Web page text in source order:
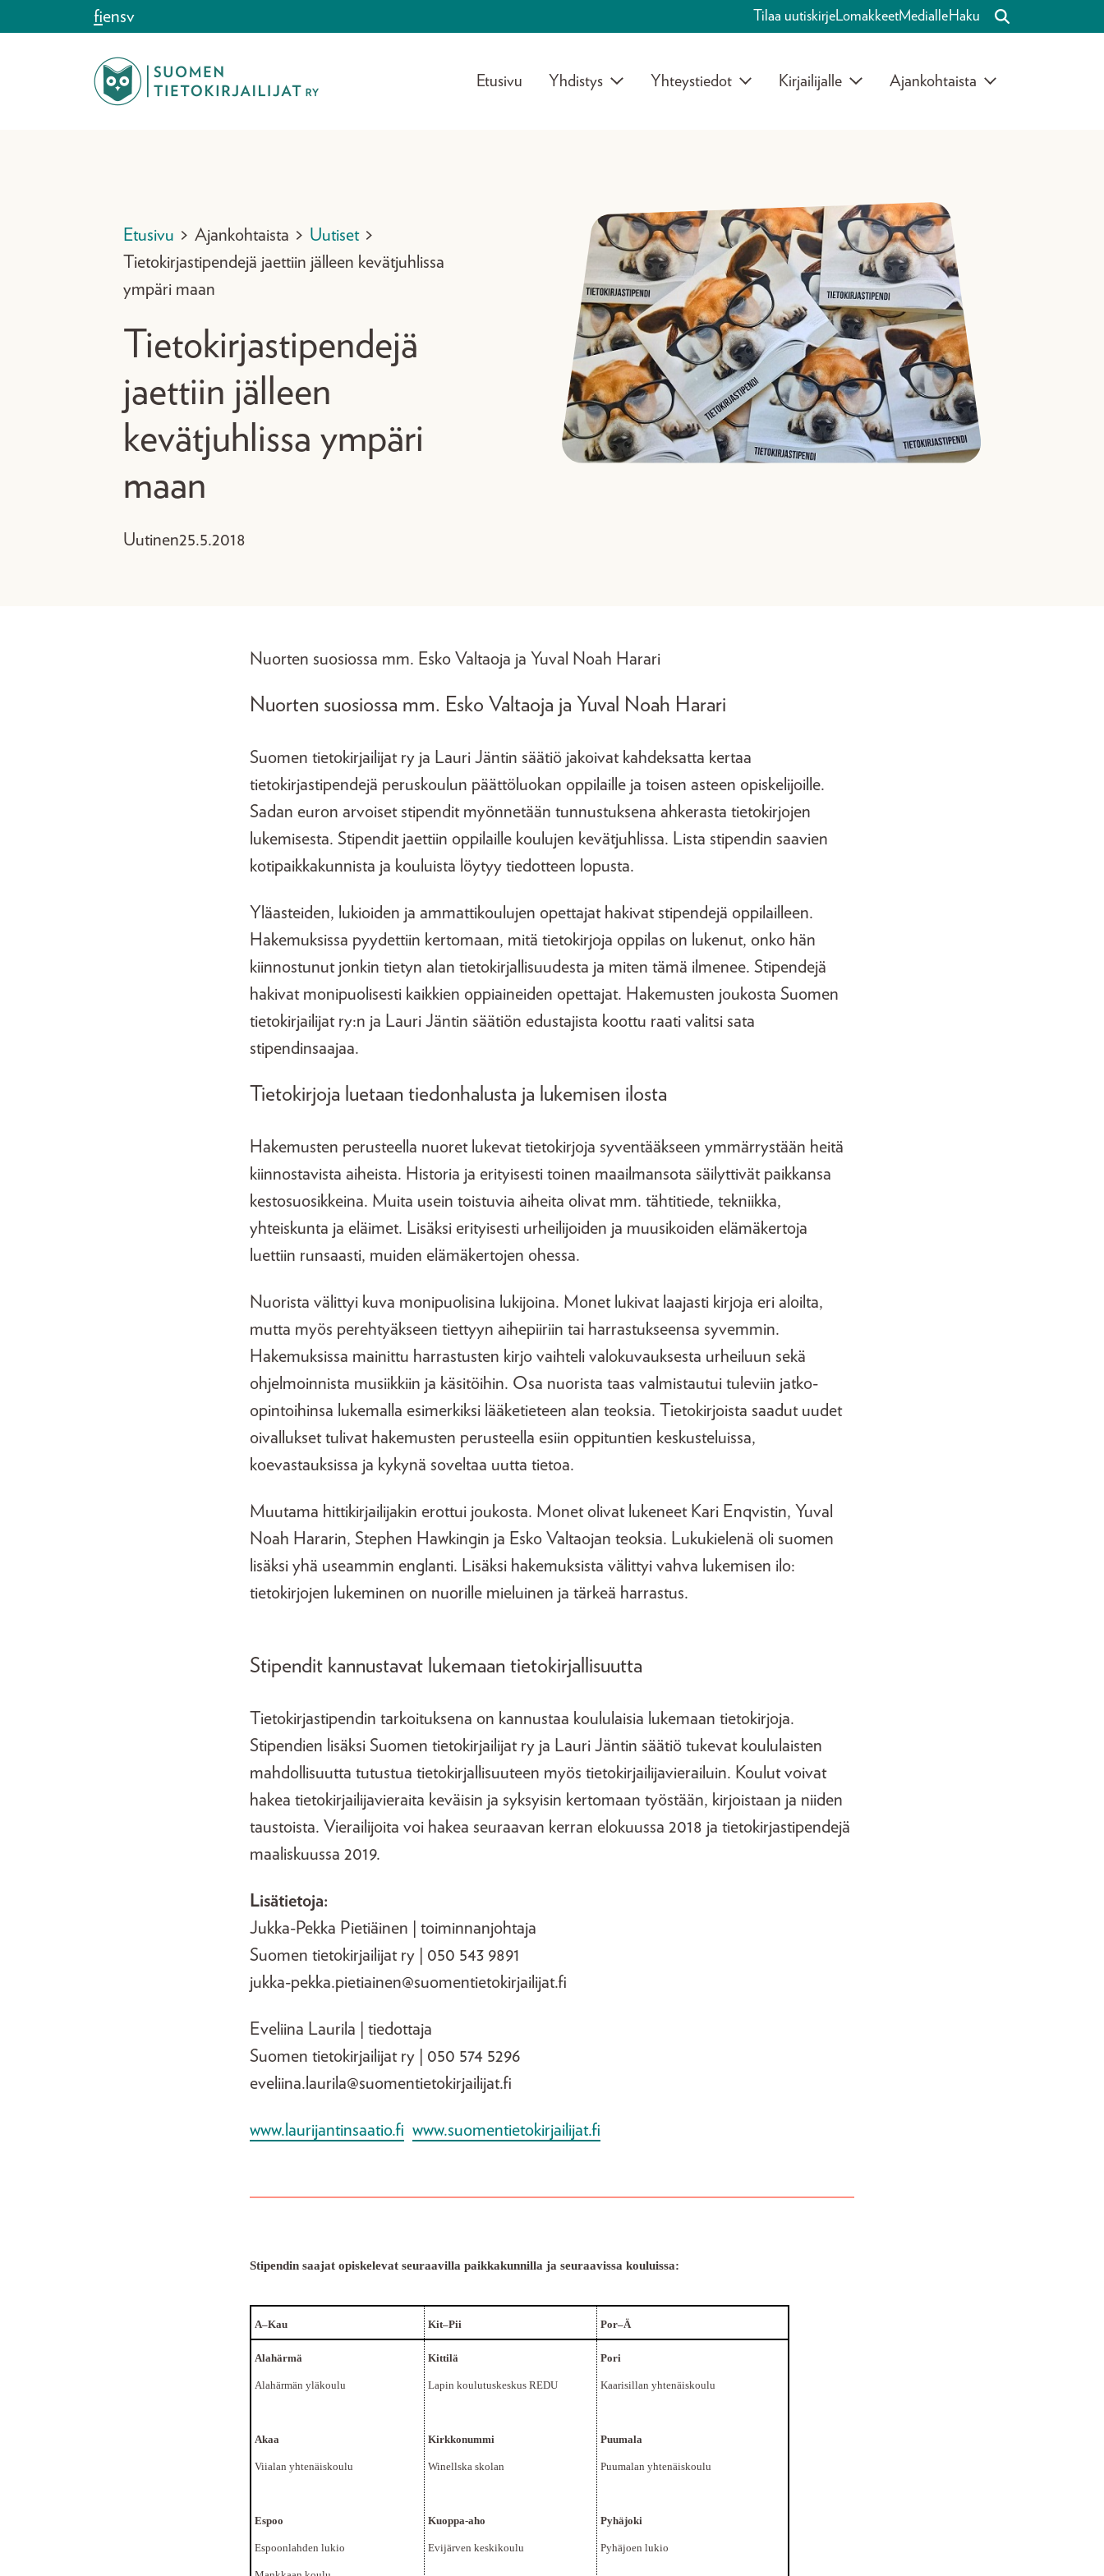
Siirry sisältöönfiensv Tilaa uutiskirjeLomakkeetMedialleHaku
Etusivu Yhdistys Yhteystiedot Kirjailijalle Ajankohtaista
Etusivu > Ajankohtaista > Uutiset >
Tietokirjastipendejä jaettiin jälleen kevätjuhlissa
ympäri maan
Tietokirjastipendejä
jaettiin jälleen
kevätjuhlissa ympäri
maan
Uutinen25.5.2018
Nuorten suosiossa mm. Esko Valtaoja ja Yuval Noah Harari
Nuorten suosiossa mm. Esko Valtaoja ja Yuval Noah Harari
Suomen tietokirjailijat ry ja Lauri Jäntin säätiö jakoivat kahdeksatta kertaa
tietokirjastipendejä peruskoulun päättöluokan oppilaille ja toisen asteen opiskelijoille.
Sadan euron arvoiset stipendit myönnetään tunnustuksena ahkerasta tietokirjojen
lukemisesta. Stipendit jaettiin oppilaille koulujen kevätjuhlissa. Lista stipendin saavien
kotipaikkakunnista ja kouluista löytyy tiedotteen lopusta.
Yläasteiden, lukioiden ja ammattikoulujen opettajat hakivat stipendejä oppilailleen.
Hakemuksissa pyydettiin kertomaan, mitä tietokirjoja oppilas on lukenut, onko hän
kiinnostunut jonkin tietyn alan tietokirjallisuudesta ja miten tämä ilmenee. Stipendejä
hakivat monipuolisesti kaikkien oppiaineiden opettajat. Hakemusten joukosta Suomen
tietokirjailijat ry:n ja Lauri Jäntin säätiön edustajista koottu raati valitsi sata
stipendinsaajaa.
Tietokirjoja luetaan tiedonhalusta ja lukemisen ilosta
Hakemusten perusteella nuoret lukevat tietokirjoja syventääkseen ymmärrystään heitä
kiinnostavista aiheista. Historia ja erityisesti toinen maailmansota säilyttivät paikkansa
kestosuosikkeina. Muita usein toistuvia aiheita olivat mm. tähtitiede, tekniikka,
yhteiskunta ja eläimet. Lisäksi erityisesti urheilijoiden ja muusikoiden elämäkertoja
luettiin runsaasti, muiden elämäkertojen ohessa.
Nuorista välittyi kuva monipuolisina lukijoina. Monet lukivat laajasti kirjoja eri aloilta,
mutta myös perehtyäkseen tiettyyn aihepiiriin tai harrastukseensa syvemmin.
Hakemuksissa mainittu harrastusten kirjo vaihteli valokuvauksesta urheiluun sekä
ohjelmoinnista musiikkiin ja käsitöihin. Osa nuorista taas valmistautui tuleviin jatko-
opintoihinsa lukemalla esimerkiksi lääketieteen alan teoksia. Tietokirjoista saadut uudet
oivallukset tulivat hakemusten perusteella esiin oppituntien keskusteluissa,
koevastauksissa ja kykynä soveltaa uutta tietoa.
Muutama hittikirjailijakin erottui joukosta. Monet olivat lukeneet Kari Enqvistin, Yuval
Noah Hararin, Stephen Hawkingin ja Esko Valtaojan teoksia. Lukukielenä oli suomen
lisäksi yhä useammin englanti. Lisäksi hakemuksista välittyi vahva lukemisen ilo:
tietokirjojen lukeminen on nuorille mieluinen ja tärkeä harrastus.
Stipendit kannustavat lukemaan tietokirjallisuutta
Tietokirjastipendin tarkoituksena on kannustaa koululaisia lukemaan tietokirjoja.
Stipendien lisäksi Suomen tietokirjailijat ry ja Lauri Jäntin säätiö tukevat koululaisten
mahdollisuutta tutustua tietokirjallisuuteen myös tietokirjailijavierailuin. Koulut voivat
hakea tietokirjailijavieraita keväisin ja syksyisin kertomaan työstään, kirjoistaan ja niiden
taustoista. Vierailijoita voi hakea seuraavan kerran elokuussa 2018 ja tietokirjastipendejä
maaliskuussa 2019.
Lisätietoja:
Jukka-Pekka Pietiäinen | toiminnanjohtaja
Suomen tietokirjailijat ry | 050 543 9891
jukka-pekka.pietiainen@suomentietokirjailijat.fi
Eveliina Laurila | tiedottaja
Suomen tietokirjailijat ry | 050 574 5296
eveliina.laurila@suomentietokirjailijat.fi
www.laurijantinsaatio.fi www.suomentietokirjailijat.fi
Stipendin saajat opiskelevat seuraavilla paikkakunnilla ja seuraavissa kouluissa:
A–Kau Kit–Pii Por–Ä
Alahärmä
Alahärmän yläkoulu
Akaa
Viialan yhtenäiskoulu
Espoo
Espoonlahden lukio
Kittilä
Lapin koulutuskeskus REDU
Kirkkonummi
Winellska skolan
Kuoppa-aho
Evijärven keskikoulu
Pori
Kaarisillan yhtenäiskoulu
Puumala
Puumalan yhtenäiskoulu
Pyhäjoki
Pyhäjoen lukio